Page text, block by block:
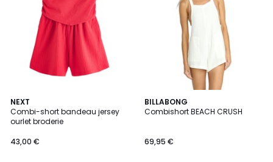
NEXT
Combi-short bandeau jersey
ourlet broderie
43,00 €
BILLABONG
Combishort BEACH CRUSH
69,95 €